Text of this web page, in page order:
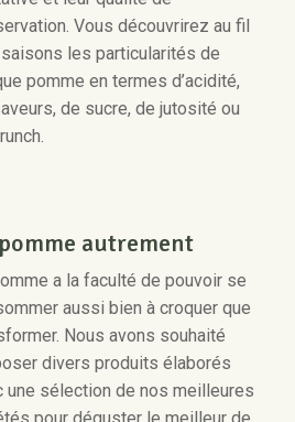
Vous découvrirez au fil
les particularités de
pomme en termes d’acidité,
de sucre, de jutosité ou
autrement
a la faculté de pouvoir se
aussi bien à croquer que
Nous avons souhaité
divers produits élaborés
une sélection de nos meilleures